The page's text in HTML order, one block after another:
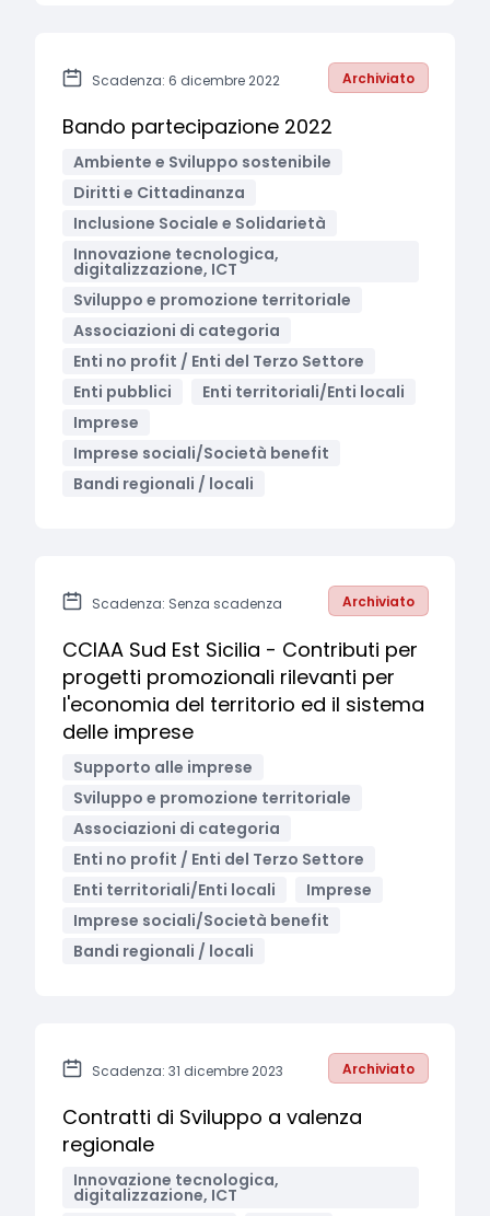
Scadenza: 6 dicembre 2022 Archiviato
Bando partecipazione 2022
Ambiente e Sviluppo sostenibile
Diritti e Cittadinanza
Inclusione Sociale e Solidarietà
Innovazione tecnologica,
digitalizzazione, ICT
Sviluppo e promozione territoriale
Associazioni di categoria
Enti no profit / Enti del Terzo Settore
Enti pubblici
Enti territoriali/Enti locali
Imprese
Imprese sociali/Società benefit
Bandi regionali / locali
Scadenza: Senza scadenza Archiviato
CCIAA Sud Est Sicilia - Contributi per
progetti promozionali rilevanti per
l'economia del territorio ed il sistema
delle imprese
Supporto alle imprese
Sviluppo e promozione territoriale
Associazioni di categoria
Enti no profit / Enti del Terzo Settore
Enti territoriali/Enti locali
Imprese
Imprese sociali/Società benefit
Bandi regionali / locali
Scadenza: 31 dicembre 2023 Archiviato
Contratti di Sviluppo a valenza
regionale
Innovazione tecnologica,
digitalizzazione, ICT